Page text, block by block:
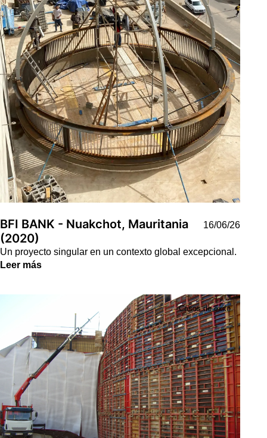
BFI BANK - Nuakchot, Mauritania
(2020)
16/06/26
Un proyecto singular en un contexto global excepcional.
Leer más
Casos de éxito